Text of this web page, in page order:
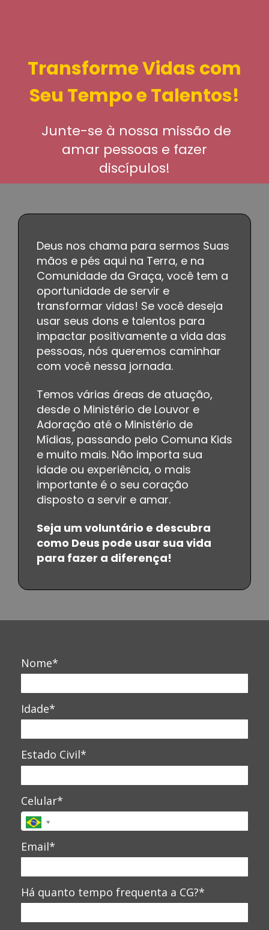
Transforme Vidas com
Seu Tempo e Talentos!
Junte-se à nossa missão de
amar pessoas e fazer
discípulos!
Deus nos chama para sermos Suas
mãos e pés aqui na Terra, e na
Comunidade da Graça, você tem a
oportunidade de servir e
transformar vidas! Se você deseja
usar seus dons e talentos para
impactar positivamente a vida das
pessoas, nós queremos caminhar
com você nessa jornada.
Temos várias áreas de atuação,
desde o Ministério de Louvor e
Adoração até o Ministério de
Mídias, passando pelo Comuna Kids
e muito mais. Não importa sua
idade ou experiência, o mais
importante é o seu coração
disposto a servir e amar.
Seja um voluntário e descubra
como Deus pode usar sua vida
para fazer a diferença!
Nome*
Idade*
Estado Civil*
Celular*
Email*
Há quanto tempo frequenta a CG?*